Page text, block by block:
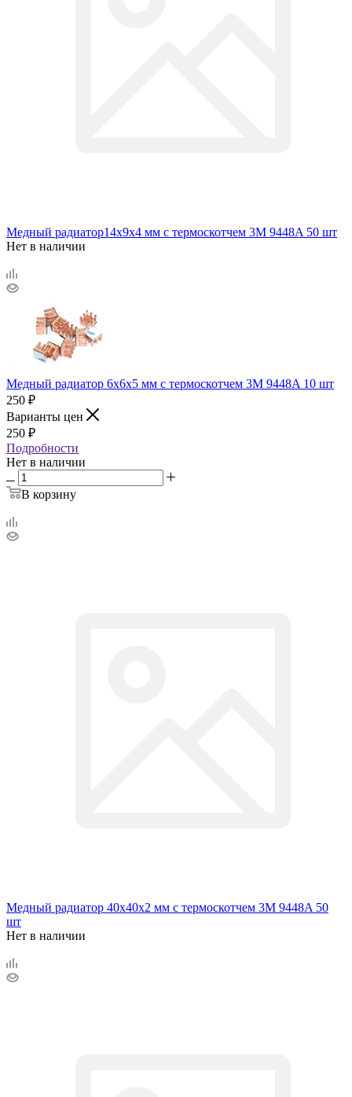
Медный радиатор14х9х4 мм с термоскотчем 3M 9448A 50 шт
Нет в наличии
Медный радиатор 6х6х5 мм с термоскотчем 3M 9448A 10 шт
250 ₽
Варианты цен
250 ₽
Подробности
Нет в наличии
В корзину
Медный радиатор 40х40х2 мм с термоскотчем 3M 9448A 50
шт
Нет в наличии